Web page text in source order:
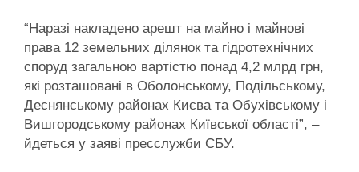
“Наразі накладено арешт на майно і майнові
права 12 земельних ділянок та гідротехнічних
споруд загальною вартістю понад 4,2 млрд грн,
які розташовані в Оболонському, Подільському,
Деснянському районах Києва та Обухівському і
Вишгородському районах Київської області”, –
йдеться у заяві пресслужби СБУ.